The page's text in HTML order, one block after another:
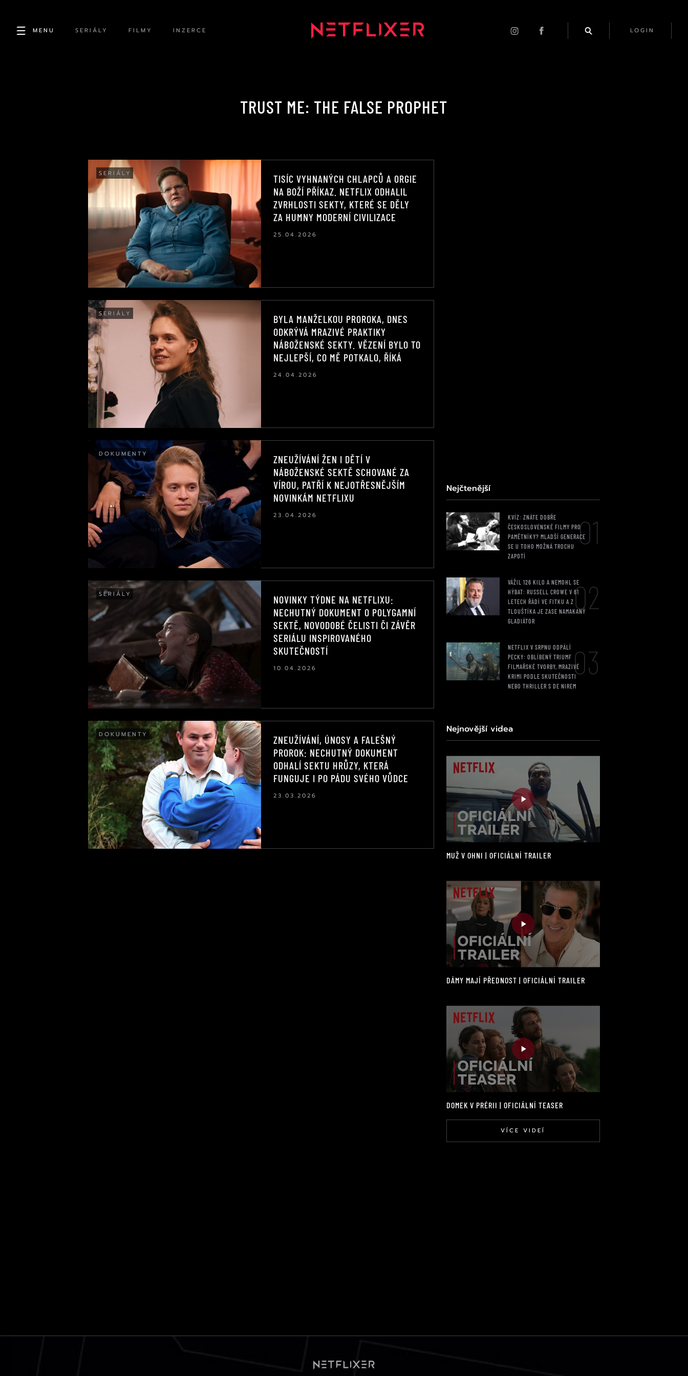
MENU SERIÁLY FILMY INZERCE LOGIN
TRUST ME: THE FALSE PROPHET
SERIÁLY
TISÍC VYHNANÝCH CHLAPCŮ A ORGIE
NA BOŽÍ PŘÍKAZ. NETFLIX ODHALIL
ZVRHLOSTI SEKTY, KTERÉ SE DĚLY
ZA HUMNY MODERNÍ CIVILIZACE
25.04.2026
SERIÁLY
BYLA MANŽELKOU PROROKA, DNES
ODKRÝVÁ MRAZIVÉ PRAKTIKY
NÁBOŽENSKÉ SEKTY. VĚZENÍ BYLO TO
NEJLEPŠÍ, CO MĚ POTKALO, ŘÍKÁ
24.04.2026
DOKUMENTY
ZNEUŽÍVÁNÍ ŽEN I DĚTÍ V
NÁBOŽENSKÉ SEKTĚ SCHOVANÉ ZA
VÍROU, PATŘÍ K NEJOTŘESNĚJŠÍM
NOVINKÁM NETFLIXU
23.04.2026
SERIÁLY
NOVINKY TÝDNE NA NETFLIXU:
NECHUTNÝ DOKUMENT O POLYGAMNÍ
SEKTĚ, NOVODOBÉ ČELISTI ČI ZÁVĚR
SERIÁLU INSPIROVANÉHO
SKUTEČNOSTÍ
10.04.2026
DOKUMENTY
ZNEUŽÍVÁNÍ, ÚNOSY A FALEŠNÝ
PROROK: NECHUTNÝ DOKUMENT
ODHALÍ SEKTU HRŮZY, KTERÁ
FUNGUJE I PO PÁDU SVÉHO VŮDCE
23.03.2026
Nejčtenější
KVÍZ: ZNÁTE DOBŘE
ČESKOSLOVENSKÉ FILMY PRO
PAMĚTNÍKY? MLADŠÍ GENERACE
SE U TOHO MOŽNÁ TROCHU
ZAPOTÍ
01
VÁŽIL 126 KILO A NEMOHL SE
HÝBAT: RUSSELL CROWE V 61
LETECH ŘÁDÍ VE FITKU A Z
TLOUŠTÍKA JE ZASE NAMAKANÝ
GLADIÁTOR
02
NETFLIX V SRPNU ODPÁLÍ
PECKY: OBLÍBENÝ TRIUMF
FILMAŘSKÉ TVORBY, MRAZIVÉ
KRIMI PODLE SKUTEČNOSTI
NEBO THRILLER S DE NIREM
03
Nejnovější videa
MUŽ V OHNI | OFICIÁLNÍ TRAILER
DÁMY MAJÍ PŘEDNOST | OFICIÁLNÍ TRAILER
DOMEK V PRÉRII | OFICIÁLNÍ TEASER
VÍCE VIDEÍ